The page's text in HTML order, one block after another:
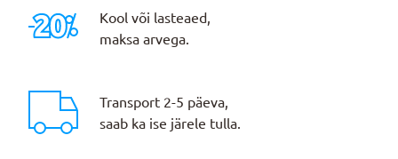
Kool või lasteaed,
maksa arvega.
Transport 2-5 päeva,
saab ka ise järele tulla.